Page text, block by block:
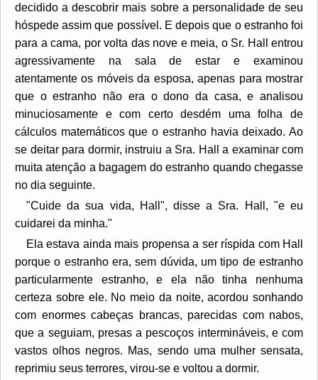
decidido a descobrir mais sobre a personalidade de seu
hóspede assim que possível. E depois que o estranho foi
para a cama, por volta das nove e meia, o Sr. Hall entrou
agressivamente na sala de estar e examinou
atentamente os móveis da esposa, apenas para mostrar
que o estranho não era o dono da casa, e analisou
minuciosamente e com certo desdém uma folha de
cálculos matemáticos que o estranho havia deixado. Ao
se deitar para dormir, instruiu a Sra. Hall a examinar com
muita atenção a bagagem do estranho quando chegasse
no dia seguinte.
"Cuide da sua vida, Hall", disse a Sra. Hall, "e eu
cuidarei da minha."
Ela estava ainda mais propensa a ser ríspida com Hall
porque o estranho era, sem dúvida, um tipo de estranho
particularmente estranho, e ela não tinha nenhuma
certeza sobre ele. No meio da noite, acordou sonhando
com enormes cabeças brancas, parecidas com nabos,
que a seguiam, presas a pescoços intermináveis, e com
vastos olhos negros. Mas, sendo uma mulher sensata,
reprimiu seus terrores, virou-se e voltou a dormir.